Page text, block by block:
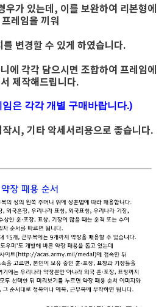
우가 있는데, 이를 보완하여 리본형에
프레임을 끼워
를 변경할 수 있게 하였습니다.
에 각각 담으시면 조합하여 프레임에
제작해드립니다.
은 각각 개별 구매바랍니다.)
시, 기타 악세서리용으로 좋습니다.